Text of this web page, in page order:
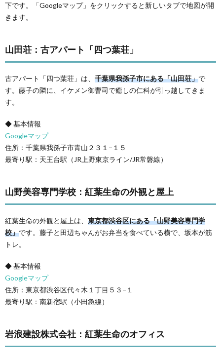
下です。「Googleマップ」をクリックすると新しいタブで地図が開
きます。
山田荘：古アパート「四つ葉荘」
古アパート「四つ葉荘」は、 千葉県我孫子市にある「山田荘」で
す。藤子の隣に、イケメン御曹司で癒しの仁科が引っ越してきま
す。
◆ 基本情報
Googleマップ
住所：千葉県我孫子市青山２３１−１５
最寄り駅：天王台駅（JR上野東京ライン/JR常磐線）
山野美容専門学校：紅葉生命の外観と屋上
紅葉生命の外観と屋上は、 東京都渋谷区にある「山野美容専門学
校」です。藤子と田辺ちゃんがお弁当を食べている横で、坂本が筋
トレ。
◆ 基本情報
Googleマップ
住所：東京都渋谷区代々木１丁目５３−１
最寄り駅：南新宿駅（小田急線）
岩浪建設株式会社：紅葉生命のオフィス